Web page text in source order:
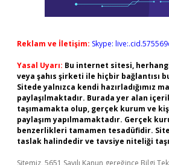
Reklam ve İletişim: Skype:
Yasal Uyarı: Bu internet sitesi,
veya şahıs şirketi ile hiçbir bağlantısı
Sitede yalnızca kendi hazırladığımız
paylaşılmaktadır. Burada yer alan
taşımamakta olup, gerçek kurum ve
paylaşım yapılmamaktadır. Gerçek
benzerlikleri tamamen tesadüfidir.
taslak halindedir ve tavsiye niteliği
Sitemiz, 5651 Sayılı Kanun gereğince Bilgi